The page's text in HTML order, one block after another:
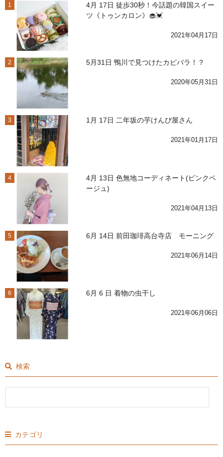
1
4月 17日 徒歩30秒！今話題の韓国スイー
ツ《トゥンカロン》🧁💓
2021年04月17日
2 5月31日 鴨川で見つけたカピバラ！？
2020年05月31日
3 1月 17日 二年坂の芋けんぴ屋さん
2021年01月17日
4
4月 13日 色無地コーディネート(ピンクベ
ージュ)
2021年04月13日
5 6月 14日 前田珈琲高台寺店 モーニング
2021年06月14日
6 6月 6 日 着物の虫干し
2021年06月06日
検索
カテゴリ